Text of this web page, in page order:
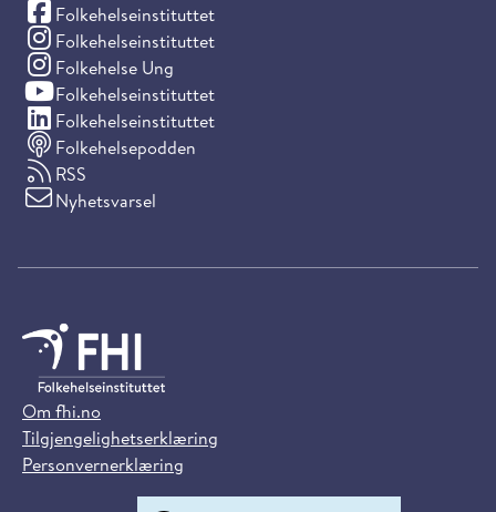
Folkehelseinstituttet
(Facebook)
Folkehelseinstituttet
(Instagram)
Folkehelse Ung
(Instagram)
Folkehelseinstituttet
(YouTube)
Folkehelseinstituttet
(LinkedIn)
Folkehelsepodden
RSS
Nyhetsvarsel
Om fhi.no
Tilgjengelighetserklæring
Personvernerklæring